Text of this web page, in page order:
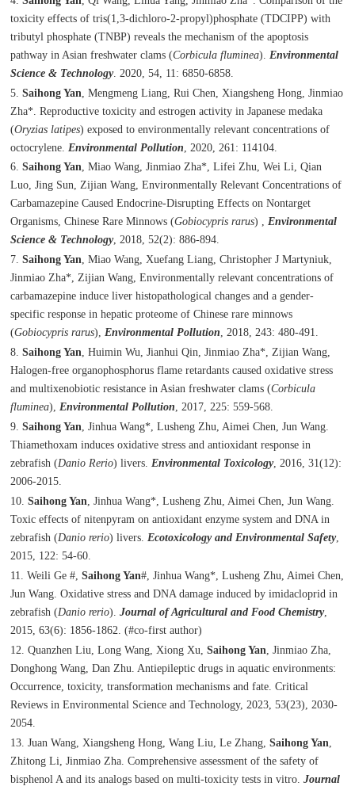
toxicity effects of tris(1,3-dichloro-2-propyl)phosphate (TDCIPP) with
tributyl phosphate (TNBP) reveals the mechanism of the apoptosis
pathway in Asian freshwater clams (Corbicula fluminea). Environmental
Science & Technology. 2020, 54, 11: 6850-6858.
5.Saihong Yan , Mengmeng Liang, Rui Chen, Xiangsheng Hong, Jinmiao
Zha*. Reproductive toxicity and estrogen activity in Japanese medaka
(Oryzias latipes) exposed to environmentally relevant concentrations of
octocrylene. Environmental Pollution , 2020, 261: 114104.
6.Saihong Yan, Miao Wang, Jinmiao Zha*, Lifei Zhu, Wei Li, Qian
Luo, Jing Sun, Zijian Wang, Environmentally Relevant Concentrations of
Carbamazepine Caused Endocrine-Disrupting Effects on Nontarget
Organisms, Chinese Rare Minnows (Gobiocypris rarus) ,Environmental
Science & Technology, 2018, 52(2): 886-894.
7.Saihong Yan, Miao Wang, Xuefang Liang, Christopher J Martyniuk,
Jinmiao Zha*, Zijian Wang, Environmentally relevant concentrations of
carbamazepine induce liver histopathological changes and a gender-
specific response in hepatic proteome of Chinese rare minnows
(Gobiocypris rarus),Environmental Pollution, 2018, 243: 480-491.
8.Saihong Yan, Huimin Wu, Jianhui Qin, Jinmiao Zha*, Zijian Wang,
Halogen-free organophosphorus flame retardants caused oxidative stress
and multixenobiotic resistance in Asian freshwater clams (Corbicula
fluminea),Environmental Pollution, 2017, 225: 559-568.
9.Saihong Yan, Jinhua Wang*, Lusheng Zhu, Aimei Chen, Jun Wang.
Thiamethoxam induces oxidative stress and antioxidant response in
zebrafish (Danio Rerio) livers.Environmental Toxicology, 2016, 31(12):
2006-2015.
10.Saihong Yan , Jinhua Wang*, Lusheng Zhu, Aimei Chen, Jun Wang.
Toxic effects of nitenpyram on antioxidant enzyme system and DNA in
zebrafish (Danio rerio) livers. Ecotoxicology and Environmental Safety,
2015, 122: 54-60.
11. Weili Ge #,Saihong Yan#, Jinhua Wang*, Lusheng Zhu, Aimei Chen,
Jun Wang. Oxidative stress and DNA damage induced by imidacloprid in
zebrafish (Danio rerio).Journal of Agricultural and Food Chemistry,
2015, 63(6): 1856-1862. (#co-first author)
12. Quanzhen Liu, Long Wang, Xiong Xu,Saihong Yan , Jinmiao Zha,
Donghong Wang, Dan Zhu. Antiepileptic drugs in aquatic environments:
Occurrence, toxicity, transformation mechanisms and fate. Critical
Reviews in Environmental Science and Technology, 2023, 53(23), 2030-
2054.
13. Juan Wang, Xiangsheng Hong, Wang Liu, Le Zhang,Saihong Yan
Zhitong Li, Jinmiao Zha. Comprehensive assessment of the safety of
bisphenol A and its analogs based on multi-toxicity tests in vitro.Journal